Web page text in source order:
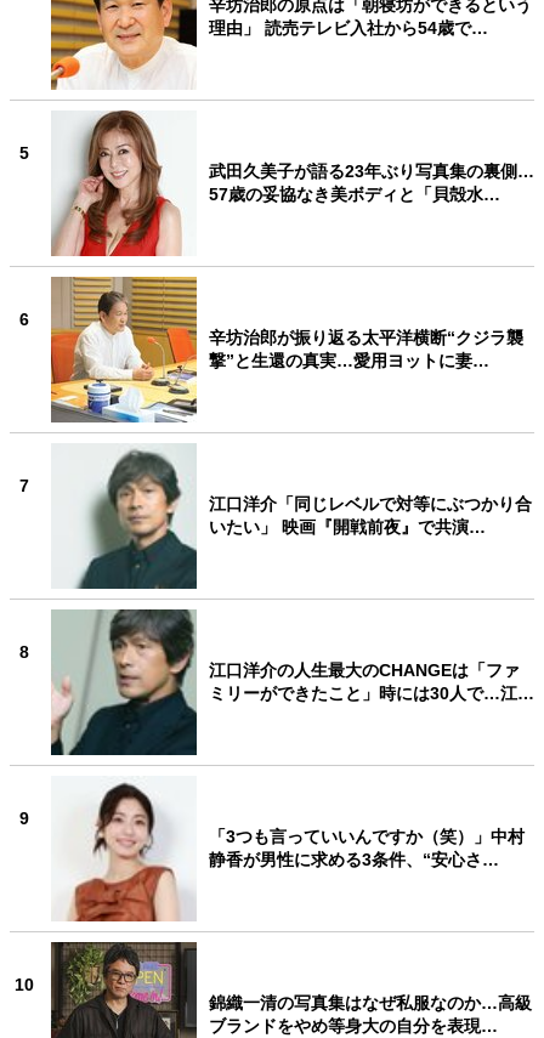
辛坊治郎の原点は「朝寝坊ができるという
理由」 読売テレビ入社から54歳で…
5
武田久美子が語る23年ぶり写真集の裏側…
57歳の妥協なき美ボディと「貝殻水…
6
辛坊治郎が振り返る太平洋横断“クジラ襲
撃”と生還の真実…愛用ヨットに妻…
7
江口洋介「同じレベルで対等にぶつかり合
いたい」 映画『開戦前夜』で共演…
8
江口洋介の人生最大のCHANGEは「ファ
ミリーができたこと」時には30人で…江…
9
「3つも言っていいんですか（笑）」中村
静香が男性に求める3条件、“安心さ…
10
錦織一清の写真集はなぜ私服なのか…高級
ブランドをやめ等身大の自分を表現…